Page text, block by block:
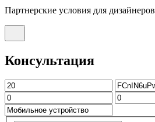
Партнерские условия для дизайнеров
Консультация